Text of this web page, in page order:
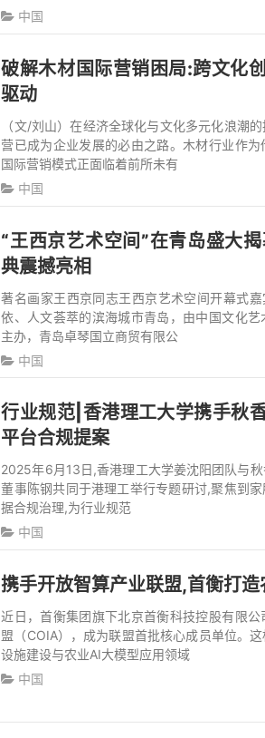
中国
破解木材国际营销困局:跨文化
驱动
（文/刘山）在经济全球化与文化多元化浪潮
营已成为企业发展的必由之路。木材行业作
国际营销模式正面临着前所未有
中国
“王西京艺术空间”在青岛盛大
典震撼亮相
著名画家王西京同志王西京艺术空间开幕式
依、人文荟萃的滨海城市青岛，由中国文化
主办，青岛卓琴国立商贸有限公
中国
行业规范|香港理工大学携手秋
平台合规提案
2025年6月13日,香港理工大学姜沈阳团队与秋
董事陈钢共同于港理工举行专题研讨,聚焦到
据合规治理,为行业规范
中国
携手开放智算产业联盟,首衡打
近日，首衡集团旗下北京首衡科技控股有限
盟（COIA），成为联盟首批核心成员单位。
设施建设与农业AI大模型应用领域
中国